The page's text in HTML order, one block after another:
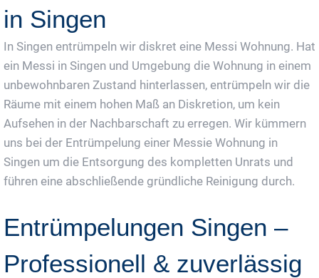
in Singen
In Singen entrümpeln wir diskret eine Messi Wohnung. Hat
ein Messi in Singen und Umgebung die Wohnung in einem
unbewohnbaren Zustand hinterlassen, entrümpeln wir die
Räume mit einem hohen Maß an Diskretion, um kein
Aufsehen in der Nachbarschaft zu erregen. Wir kümmern
uns bei der Entrümpelung einer Messie Wohnung in
Singen um die Entsorgung des kompletten Unrats und
führen eine abschließende gründliche Reinigung durch.
Entrümpelungen Singen –
Professionell & zuverlässig